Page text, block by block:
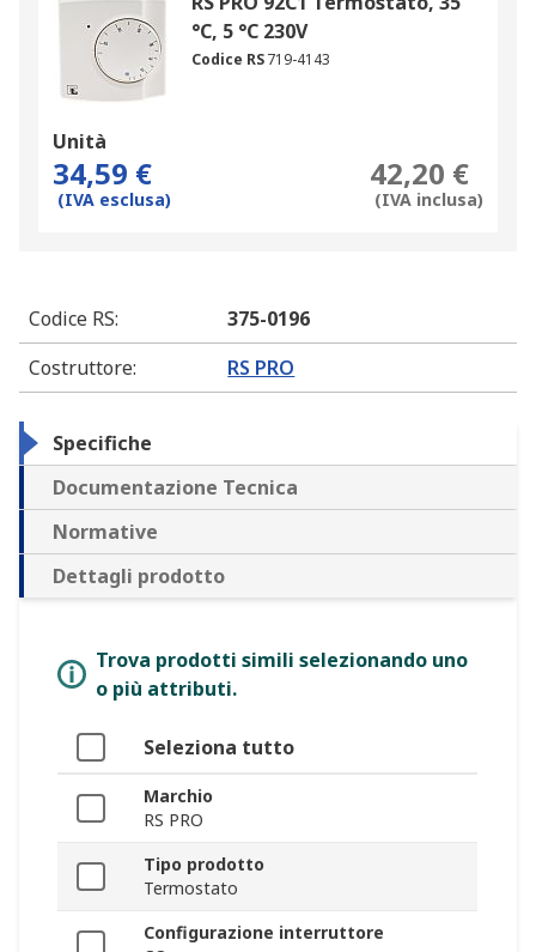
°C, 5 °C 230V
Codice RS719-4143
Unità
34,59 €
(IVA esclusa)
42,20 €
(IVA inclusa)
Codice RS:
375-0196
Costruttore: RS PRO
Specifiche
Documentazione Tecnica
Normative
Dettagli prodotto
Trova prodotti simili selezionando uno
o più attributi.
Seleziona tutto
Marchio
RS PRO
Tipo prodotto
Termostato
Configurazione interruttore